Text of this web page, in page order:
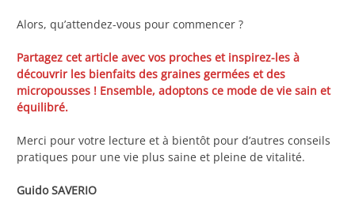
Alors, qu’attendez-vous pour commencer ?
Partagez cet article avec vos proches et inspirez-les à
découvrir les bienfaits des graines germées et des
micropousses ! Ensemble, adoptons ce mode de vie sain et
équilibré.
Merci pour votre lecture et à bientôt pour d’autres conseils
pratiques pour une vie plus saine et pleine de vitalité.
Guido SAVERIO